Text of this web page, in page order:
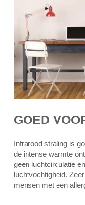
GOED
Infrarood straling is
de intense warmte
geen luchtcirculatie
luchtvochtigheid.
mensen met een